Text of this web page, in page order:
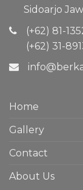
Sidoarjo
(+62) 81-
(+62) 31-
Home
Gallery
Contact
About Us